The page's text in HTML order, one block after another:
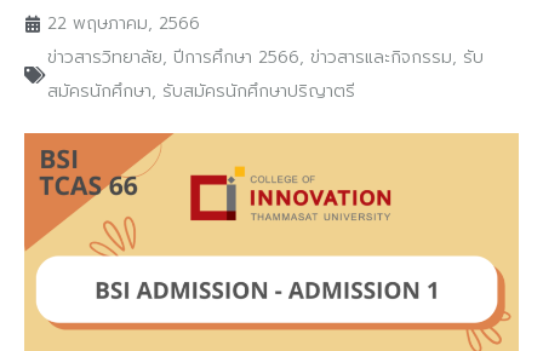
22 พฤษภาคม, 2566
ข่าวสารวิทยาลัย, ปีการศึกษา 2566, ข่าวสารและกิจกรรม, รับ
สมัครนักศึกษา, รับสมัครนักศึกษาปริญาตรี